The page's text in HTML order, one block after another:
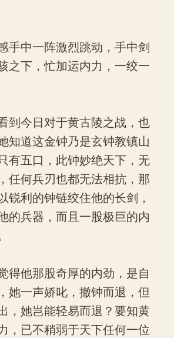
中一阵激烈跳动，手中剑
之下，忙加运内力，一绞一
今日对于黄古陵之战，也
知道这金钟乃是玄钟教镇山
有五口，此钟妙绝天下，无
任何兵刃也都无法相抗，那
锐利的钟链绞住他的长剑，
的兵器，而且一股极巨的内
他那股奇厚的内劲，是自
她一声娇叱，撤钟而退，但
，她岂能轻易而退？要知黄
，已不稍弱于天下任何一位